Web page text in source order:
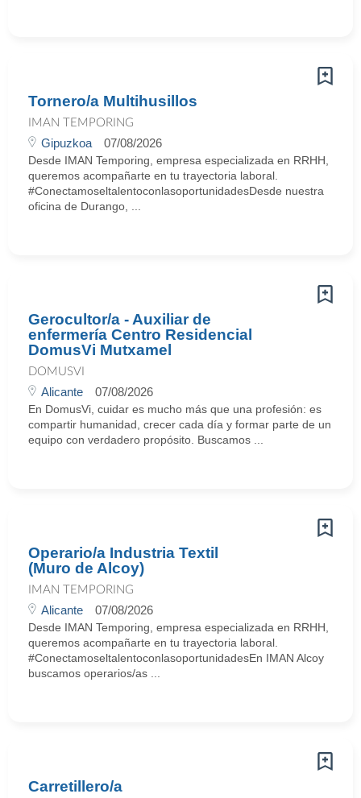
Tornero/a Multihusillos
IMAN TEMPORING
Gipuzkoa 07/08/2026
Desde IMAN Temporing, empresa especializada en RRHH,
queremos acompañarte en tu trayectoria laboral.
#ConectamoseltalentoconlasoportunidadesDesde nuestra
oficina de Durango, ...
Gerocultor/a - Auxiliar de
enfermería Centro Residencial
DomusVi Mutxamel
DOMUSVI
Alicante 07/08/2026
En DomusVi, cuidar es mucho más que una profesión: es
compartir humanidad, crecer cada día y formar parte de un
equipo con verdadero propósito. Buscamos ...
Operario/a Industria Textil
(Muro de Alcoy)
IMAN TEMPORING
Alicante 07/08/2026
Desde IMAN Temporing, empresa especializada en RRHH,
queremos acompañarte en tu trayectoria laboral.
#ConectamoseltalentoconlasoportunidadesEn IMAN Alcoy
buscamos operarios/as ...
Carretillero/a